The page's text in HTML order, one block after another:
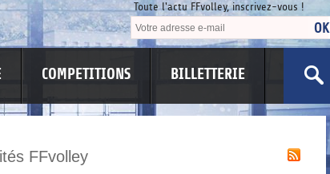
Toute l'actu FFvolley, inscrivez-vous !
COMPETITIONS BILLETTERIE
INFORMATIONS CORONAVIRUS
FFvolley